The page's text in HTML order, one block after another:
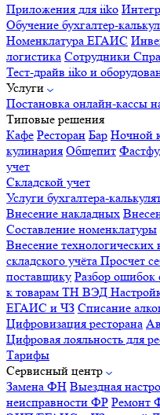
Приложения для iiko
Обучение бухгалтер-
Номенклатура ЕГАИС
логистика Сотрудники
Тест-драйв iiko и
Услуги
Постановка онлайн-кассы
Типовые решения
Кафе Ресторан Бар Ночной
кулинария Общепит
учет
Складской учет
Услуги бухгалтера-
Внесение накладных
Составление номенклатуры
Внесение технологических
складского учёта Просчет
поставщику Разбор ошибок
к товарам ТН ВЭД
ЕГАИС и ЧЗ Списание
Цифровизация ресторана
Цифровая лояльность для
Тарифы
Сервисный центр
Замена ФН Выездная
неисправности ФР Ремонт